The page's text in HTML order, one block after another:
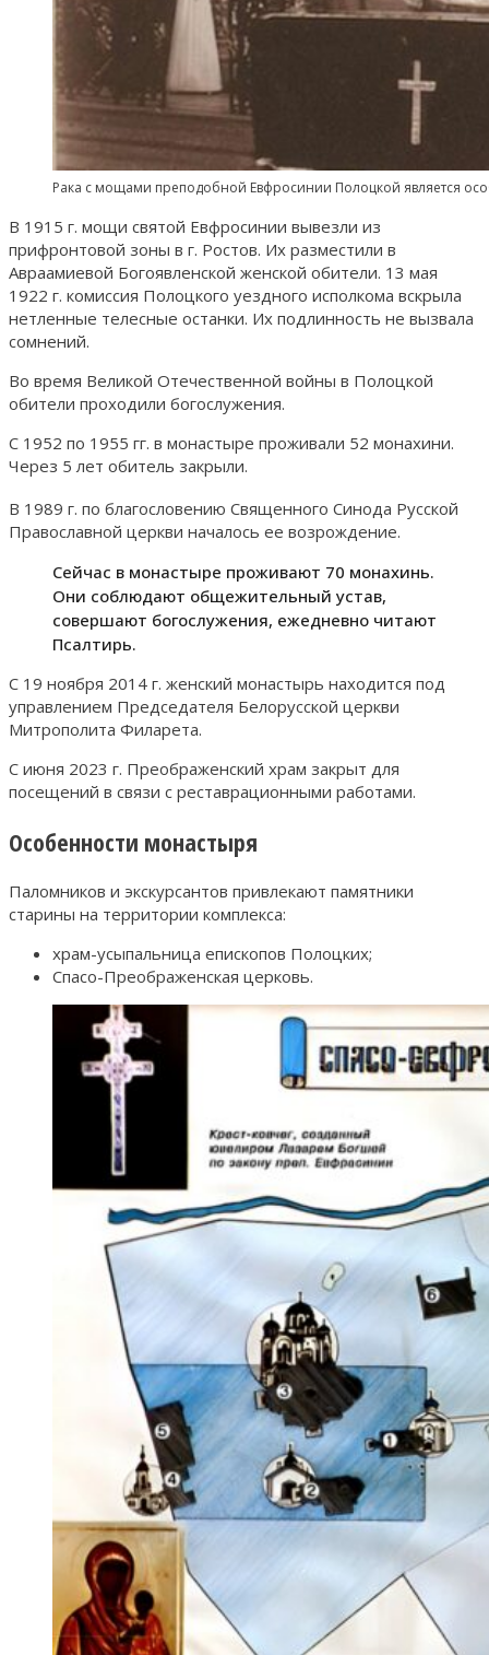
Рака с мощами преподобной Евфросинии Полоцкой является
В 1915 г. мощи святой Евфросинии вывезли из
прифронтовой зоны в г. Ростов. Их разместили в
Авраамиевой Богоявленской женской обители. 13 мая
1922 г. комиссия Полоцкого уездного исполкома вскрыла
нетленные телесные останки. Их подлинность не вызвала
сомнений.
Во время Великой Отечественной войны в Полоцкой
обители проходили богослужения.
С 1952 по 1955 гг. в монастыре проживали 52 монахини.
Через 5 лет обитель закрыли.
В 1989 г. по благословению Священного Синода Русской
Православной церкви началось ее возрождение.
Сейчас в монастыре проживают 70 монахинь.
Они соблюдают общежительный устав,
совершают богослужения, ежедневно читают
Псалтирь.
С 19 ноября 2014 г. женский монастырь находится под
управлением Председателя Белорусской церкви
Митрополита Филарета.
С июня 2023 г. Преображенский храм закрыт для
посещений в связи с реставрационными работами.
Особенности монастыря
Паломников и экскурсантов привлекают памятники
старины на территории комплекса:
храм-усыпальница епископов Полоцких;
Спасо-Преображенская церковь.